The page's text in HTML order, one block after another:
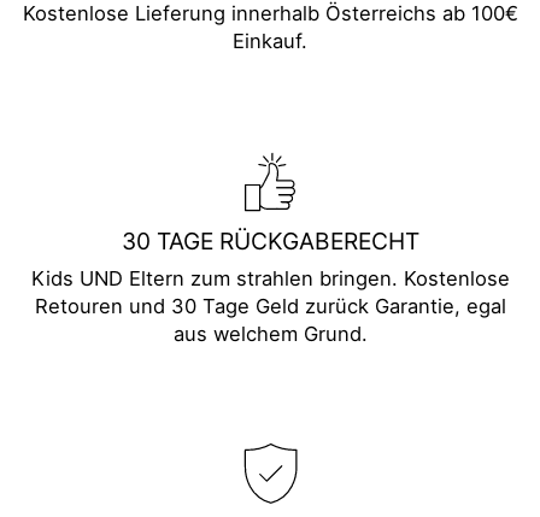
Kostenlose Lieferung innerhalb Österreichs ab 100€
Einkauf.
30 TAGE RÜCKGABERECHT
Kids UND Eltern zum strahlen bringen. Kostenlose
Retouren und 30 Tage Geld zurück Garantie, egal
aus welchem Grund.